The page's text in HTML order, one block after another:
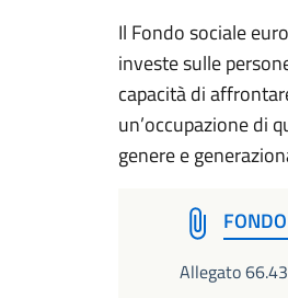
Il Fondo sociale
investe sulle
capacità di
un’occupazione di
genere e
Allegato